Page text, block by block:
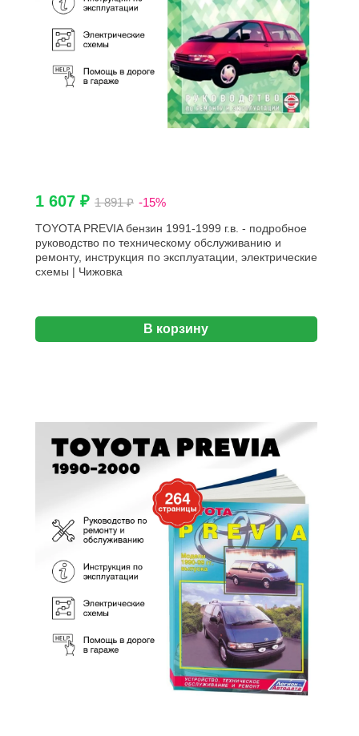
1 607 ₽ 1 891 ₽ -15%
TOYOTA PREVIA бензин 1991-1999 г.в. - подробное
руководство по техническому обслуживанию и
ремонту, инструкция по эксплуатации, электрические
схемы | Чижовка
В корзину